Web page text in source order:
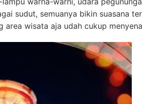
sudut, semuanya bikin suasana
area wisata aja udah cukup